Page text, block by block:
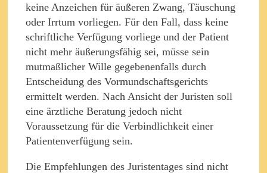
keine Anzeichen für äußeren Zwang, Täuschung
oder Irrtum vorliegen. Für den Fall, dass keine
schriftliche Verfügung vorliege und der Patient
nicht mehr äußerungsfähig sei, müsse sein
mutmaßlicher Wille gegebenenfalls durch
Entscheidung des Vormundschaftsgerichts
ermittelt werden. Nach Ansicht der Juristen soll
eine ärztliche Beratung jedoch nicht
Voraussetzung für die Verbindlichkeit einer
Patientenverfügung sein.
Die Empfehlungen des Juristentages sind nicht